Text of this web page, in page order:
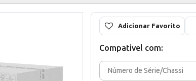
Adicionar Favorito
Compativel com: